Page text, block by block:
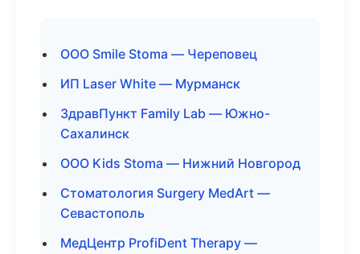
ООО Smile Stoma — Череповец
ИП Laser White — Мурманск
ЗдравПункт Family Lab — Южно-
Сахалинск
ООО Kids Stoma — Нижний Новгород
Стоматология Surgery MedArt —
Севастополь
МедЦентр ProfiDent Therapy —